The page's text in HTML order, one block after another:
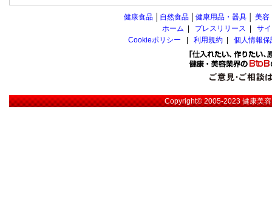
健康食品 自然食品 健康用品・器具 美容
ホーム
プレスリリース
サ
Cookieポリシー
利用規約 個人情報
Copyright© 2005-2023健康美